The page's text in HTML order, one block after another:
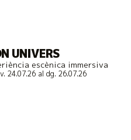
UNIVERS
escènica immersiva
24.07.26al dg. 26.07.26